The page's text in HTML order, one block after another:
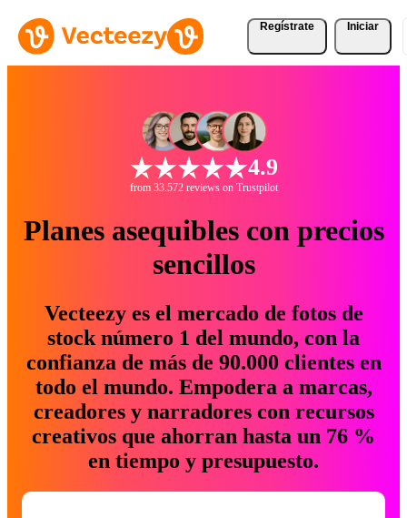
Regístrate Iniciar
4.9
from 33.572 reviews on Trustpilot
Planes asequibles con precios
sencillos
Vecteezy es el mercado de fotos de
stock número 1 del mundo, con la
confianza de más de 90.000 clientes en
todo el mundo. Empodera a marcas,
creadores y narradores con recursos
creativos que ahorran hasta un 76 %
en tiempo y presupuesto.